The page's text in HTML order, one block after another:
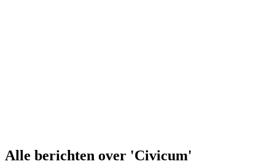
Alle berichten over 'Civicum'